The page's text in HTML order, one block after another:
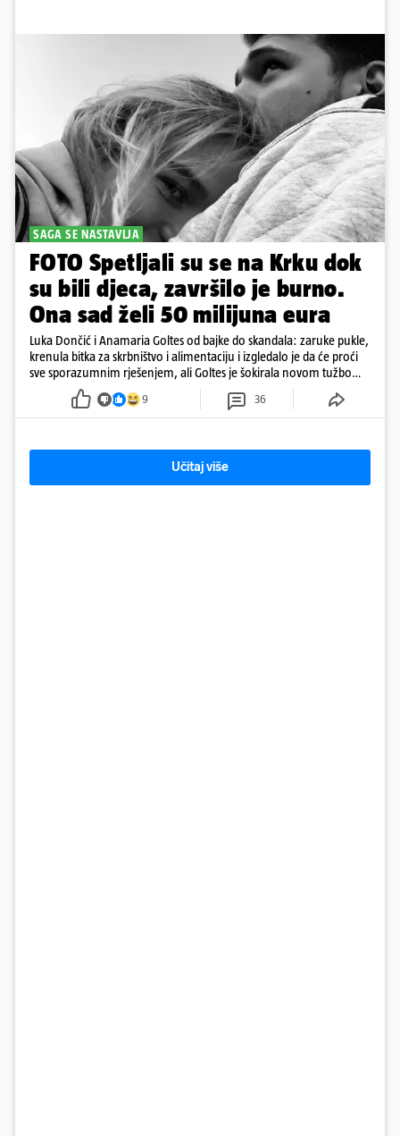
SAGA SE NASTAVLJA
FOTO Spetljali su se na Krku dok
su bili djeca, završilo je burno.
Ona sad želi 50 milijuna eura
Luka Dončić i Anamaria Goltes od bajke do skandala: zaruke pukle,
krenula bitka za skrbništvo i alimentaciju i izgledalo je da će proći
sve sporazumnim rješenjem, ali Goltes je šokirala novom tužbom
u Sloveniji
9 36
Učitaj više